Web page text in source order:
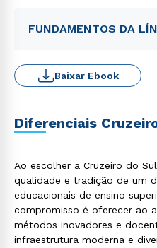
FUNDAMENTOS DA
Baixar Ebook
Diferenciais
Ao escolher a Cruzeiro do
qualidade e tradição de um
educacionais de ensino
compromisso é oferecer ao
métodos inovadores e
infraestrutura moderna e